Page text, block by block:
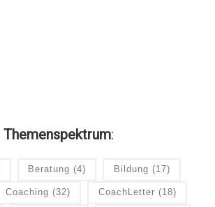
Themenspektrum:
Beratung (4) Bildung (17)
Coaching (32) CoachLetter (18)